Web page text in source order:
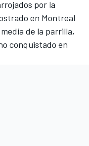
por la
en Montreal
de la parrilla,
conquistado en